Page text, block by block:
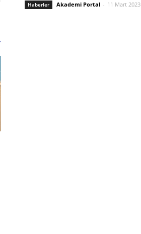
Haberler Akademi Portal - 11 Mart 2023